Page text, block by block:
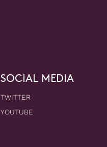
SOCIAL MEDIA
TWITTER
YOUTUBE